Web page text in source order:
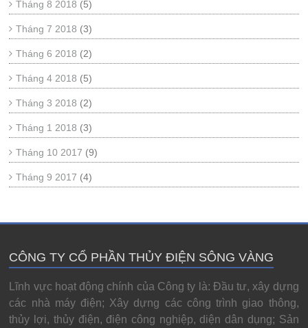
Tháng 8 2018 (5)
Tháng 7 2018 (3)
Tháng 6 2018 (2)
Tháng 4 2018 (5)
Tháng 3 2018 (2)
Tháng 1 2018 (3)
Tháng 10 2017 (9)
Tháng 9 2017 (4)
CÔNG TY CỔ PHẦN THỦY ĐIỆN SÔNG VÀNG
Lĩnh vực hoạt động chính của Công ty là: Đầu tư, xây dựng
các nhà máy điện; Xây dựng các công trình giao thông,
thủy lợi, thủy điện, điện công nghiệp, diện dân dụng; Sản